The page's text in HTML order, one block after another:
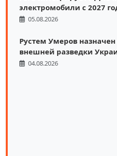
электромобили с 2027
05.08.2026
Рустем Умеров
внешней разведки
04.08.2026